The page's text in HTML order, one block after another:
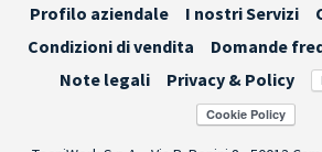
Profilo aziendale I nostri Servizi
Condizioni di vendita
Domande
Note legali
Privacy & Policy